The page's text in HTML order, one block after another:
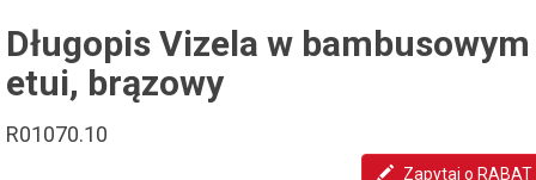
Długopis Vizela w bambusowym
etui, brązowy
R01070.10
Zapytaj o RABAT